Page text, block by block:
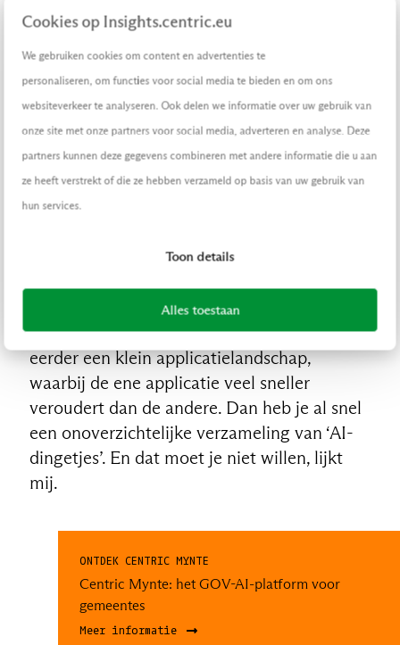
Cookies op Insights.centric.eu
We gebruiken cookies om content en advertenties te
personaliseren, om functies voor social media te bieden en om ons
websiteverkeer te analyseren. Ook delen we informatie over uw gebruik van
onze site met onze partners voor social media, adverteren en analyse. Deze
partners kunnen deze gegevens combineren met andere informatie die u aan
ze heeft verstrekt of die ze hebben verzameld op basis van uw gebruik van
hun services.
Toon details
Alles toestaan
Om wel de kansen te benutten
In de wereld van digitalisering bestaan daar
natuurlijk wel oplossingen voor. De eerste is
de klassieke aanpak: je sluit een
onderhoudscontract en ontvangt
bijvoorbeeld elke zoveel tijd een ‘quick fix’,
met daarnaast een jaarlijkse upgrade. Voor
Voor AI geldt iets anders, want het
en AI kan heel veel verschillende dingen
doen. Het omvat niet één applicatie, maar
eerder een klein applicatielandschap,
waarbij de ene applicatie veel sneller
veroudert dan de andere. Dan heb je al snel
een onoverzichtelijke verzameling van ‘AI-
dingetjes’. En dat moet je niet willen, lijkt
mij.
ONTDEK CENTRIC MYNTE
Centric Mynte: het GOV-AI-platform voor
gemeentes
Meer informatie